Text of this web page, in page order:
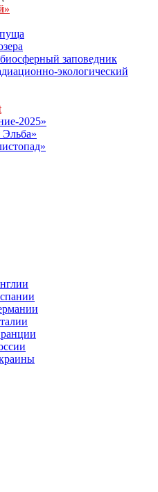
заповедник
экологический
2025»
Эльба»